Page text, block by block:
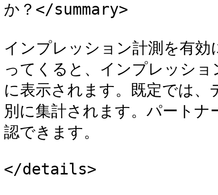
か？</summary>
インプレッション計測を有
ってくると、インプレッシ
に表示されます。既定では
別に集計されます。パート
認できます。
</details>